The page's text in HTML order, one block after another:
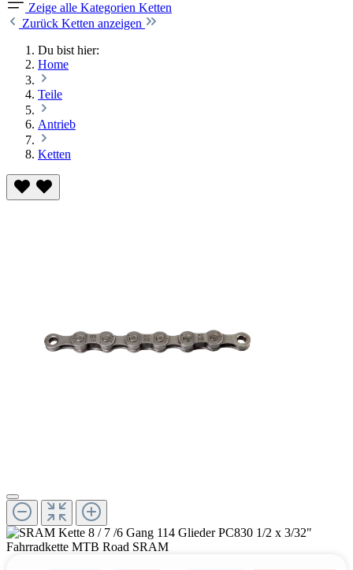
Zeige alle Kategorien Ketten
Zurück Ketten anzeigen
Du bist hier:
Home
Teile
Antrieb
Ketten